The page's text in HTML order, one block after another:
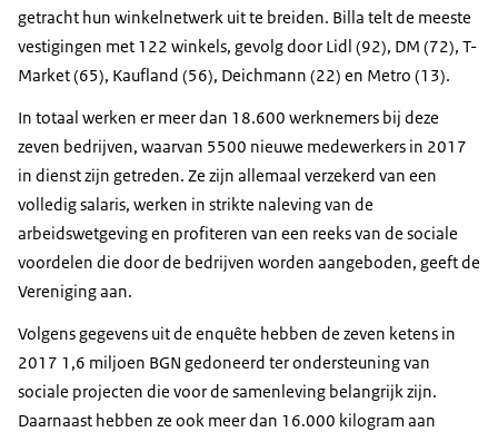
getracht hun winkelnetwerk uit te breiden. Billa telt de meeste
vestigingen met 122 winkels, gevolg door Lidl (92), DM (72), T-
Market (65), Kaufland (56), Deichmann (22) en Metro (13).
In totaal werken er meer dan 18.600 werknemers bij deze
zeven bedrijven, waarvan 5500 nieuwe medewerkers in 2017
in dienst zijn getreden. Ze zijn allemaal verzekerd van een
volledig salaris, werken in strikte naleving van de
arbeidswetgeving en profiteren van een reeks van de sociale
voordelen die door de bedrijven worden aangeboden, geeft de
Vereniging aan.
Volgens gegevens uit de enquête hebben de zeven ketens in
2017 1,6 miljoen BGN gedoneerd ter ondersteuning van
sociale projecten die voor de samenleving belangrijk zijn.
Daarnaast hebben ze ook meer dan 16.000 kilogram aan